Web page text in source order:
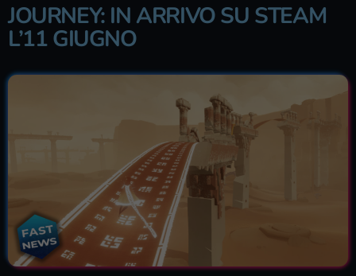
JOURNEY: IN ARRIVO SU STEAM
L’11 GIUGNO